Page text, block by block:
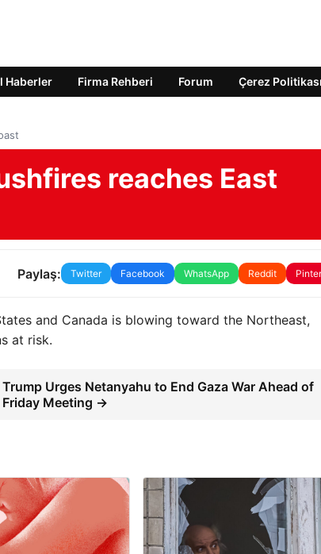
Haberler Firma Rehberi Forum Çerez Politikası
reaches East
Paylaş: Twitter Facebook WhatsApp Reddit
and Canada is blowing toward the Northeast,
at risk.
Trump Urges Netanyahu to End Gaza War Ahead of
Friday Meeting →